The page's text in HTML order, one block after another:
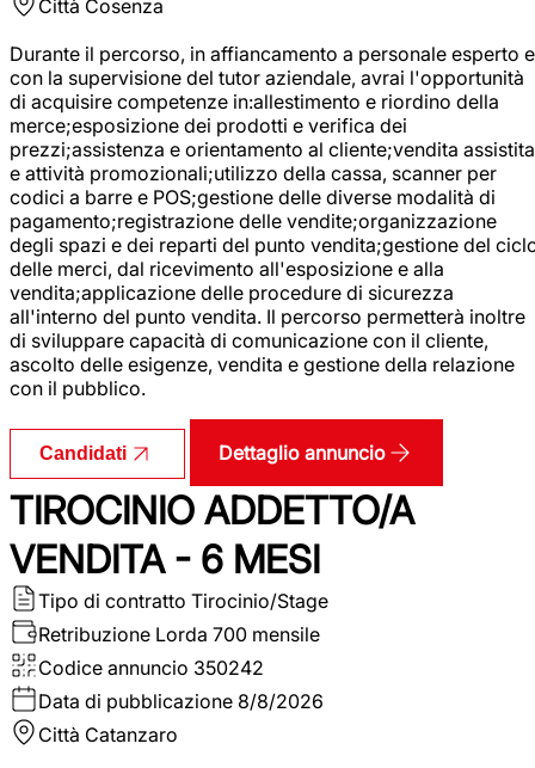
Città Cosenza
Durante il percorso, in affiancamento a personale esperto e
con la supervisione del tutor aziendale, avrai l'opportunità
di acquisire competenze in:allestimento e riordino della
merce;esposizione dei prodotti e verifica dei
prezzi;assistenza e orientamento al cliente;vendita assistita
e attività promozionali;utilizzo della cassa, scanner per
codici a barre e POS;gestione delle diverse modalità di
pagamento;registrazione delle vendite;organizzazione
degli spazi e dei reparti del punto vendita;gestione del
delle merci, dal ricevimento all'esposizione e alla
vendita;applicazione delle procedure di sicurezza
all'interno del punto vendita. Il percorso permetterà inoltre
di sviluppare capacità di comunicazione con il cliente,
ascolto delle esigenze, vendita e gestione della relazione
con il pubblico.
Candidati Dettaglio annuncio
TIROCINIO ADDETTO/A
VENDITA - 6 MESI
Tipo di contratto Tirocinio/Stage
Retribuzione Lorda 700 mensile
Codice annuncio 350242
Data di pubblicazione 8/8/2026
Città Catanzaro